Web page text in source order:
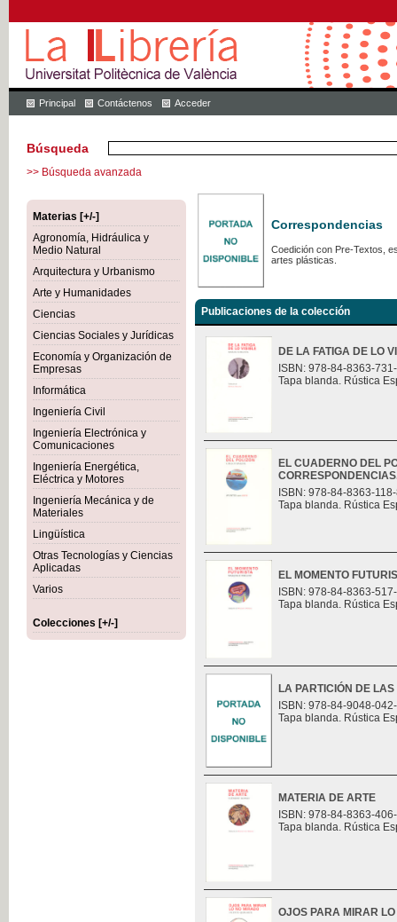
Principal Contáctenos Acceder
Búsqueda
>> Búsqueda avanzada
Materias [+/-]
Agronomía, Hidráulica y
Medio Natural
Arquitectura y Urbanismo
Arte y Humanidades
Ciencias
Ciencias Sociales y Jurídicas
Economía y Organización de
Empresas
Informática
Ingeniería Civil
Ingeniería Electrónica y
Comunicaciones
Ingeniería Energética,
Eléctrica y Motores
Ingeniería Mecánica y de
Materiales
Lingüística
Otras Tecnologías y Ciencias
Aplicadas
Varios
Colecciones [+/-]
Correspondencias
Coedición con Pre-Textos,
artes plásticas.
Publicaciones de la colección
DE LA FATIGA DE LO
ISBN: 978-84-8363-
Tapa blanda. Rústica
EL CUADERNO DEL
ISBN: 978-84-8363-
Tapa blanda. Rústica
EL MOMENTO
ISBN: 978-84-8363-
Tapa blanda. Rústica
LA PARTICIÓN DE
ISBN: 978-84-9048-
Tapa blanda. Rústica
MATERIA DE ARTE
ISBN: 978-84-8363-
Tapa blanda. Rústica
OJOS PARA MIRAR